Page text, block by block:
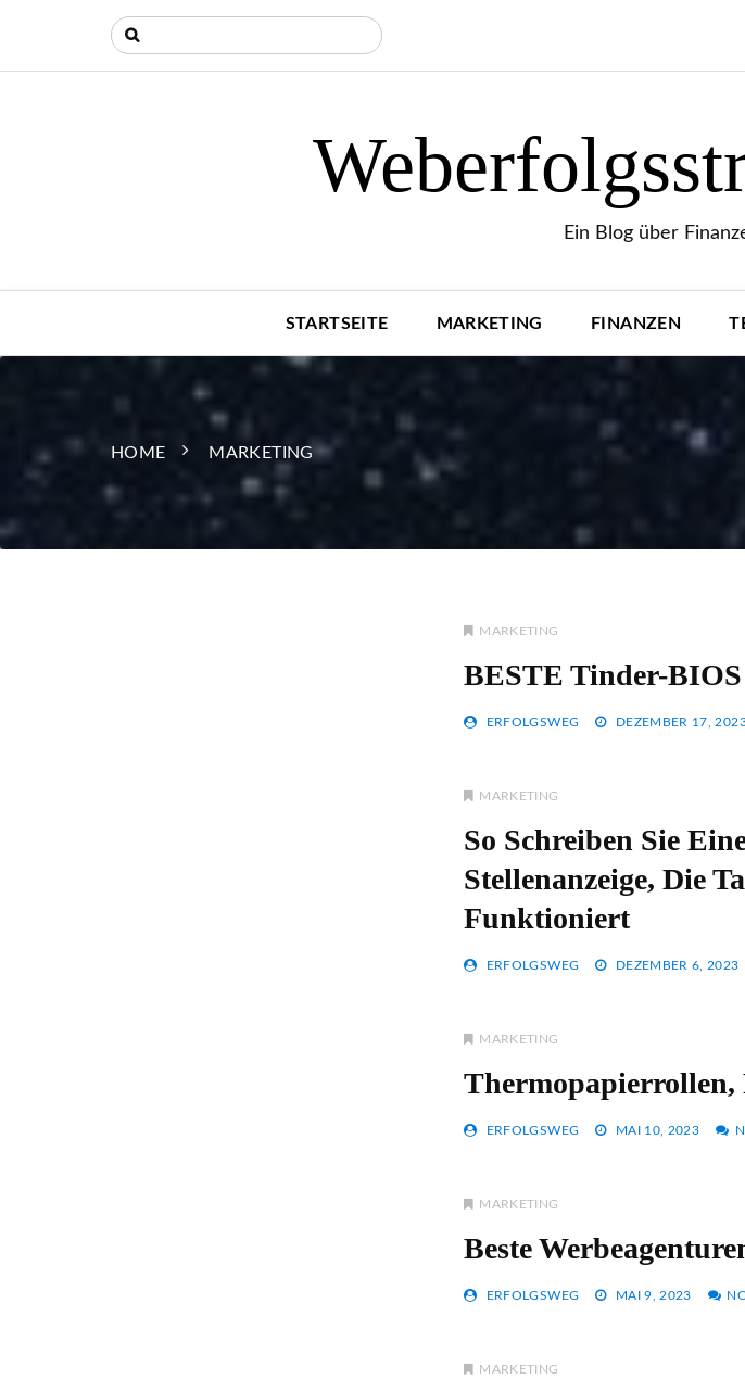
Ein Blog über
STARTSEITE MARKETING FINANZEN
HOME MARKETING
MARKETING
BESTE Tinder-BIOS
ERFOLGSWEG DEZEMBER 17,
MARKETING
So Schreiben Sie
Stellenanzeige, Die
Funktioniert
ERFOLGSWEG DEZEMBER 6, 2023
MARKETING
Thermopapierrollen,
ERFOLGSWEG MAI 10, 2023
MARKETING
Beste
ERFOLGSWEG MAI 9, 2023
MARKETING